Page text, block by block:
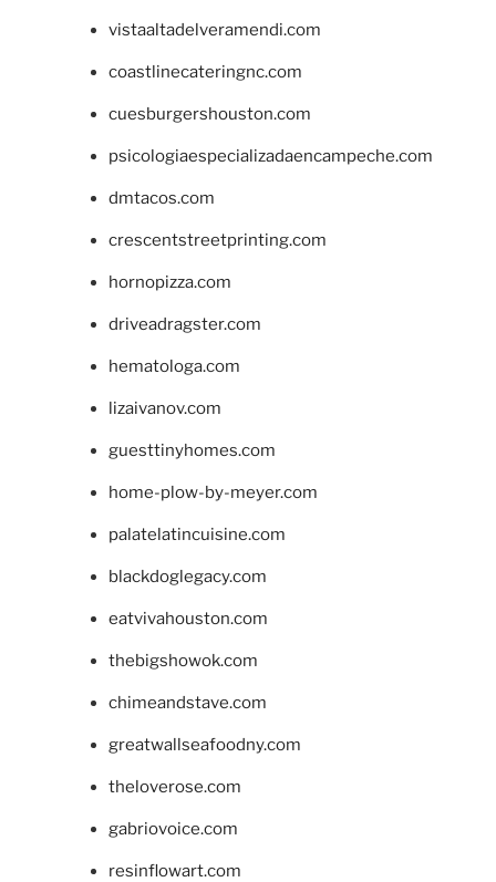
vistaaltadelveramendi.com
coastlinecateringnc.com
cuesburgershouston.com
psicologiaespecializadaencampeche.com
dmtacos.com
crescentstreetprinting.com
hornopizza.com
driveadragster.com
hematologa.com
lizaivanov.com
guesttinyhomes.com
home-plow-by-meyer.com
palatelatincuisine.com
blackdoglegacy.com
eatvivahouston.com
thebigshowok.com
chimeandstave.com
greatwallseafoodny.com
theloverose.com
gabriovoice.com
resinflowart.com